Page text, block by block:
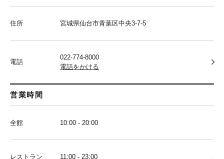
住所 宮城県仙台市青葉区中央3-7-5
電話
022-774-8000
電話をかける
営業時間
全館 10:00 - 20:00
レストラン
11:00 - 23:00